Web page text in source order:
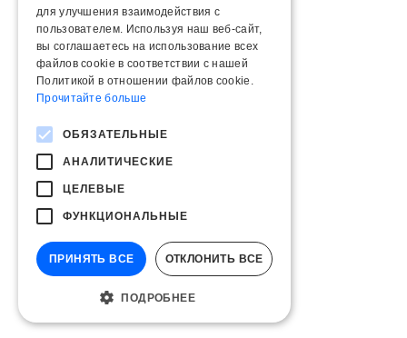
для улучшения взаимодействия с
пользователем. Используя наш веб-сайт,
вы соглашаетесь на использование всех
файлов cookie в соответствии с нашей
Политикой в ​​отношении файлов cookie.
Прочитайте больше
ОБЯЗАТЕЛЬНЫЕ
АНАЛИТИЧЕСКИЕ
ЦЕЛЕВЫЕ
ФУНКЦИОНАЛЬНЫЕ
ПРИНЯТЬ ВСЕ ОТКЛОНИТЬ ВСЕ
ПОДРОБНЕЕ